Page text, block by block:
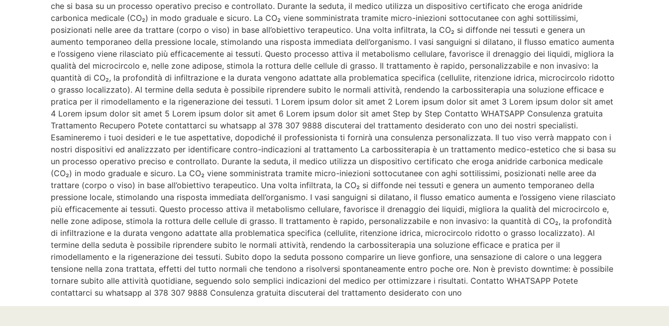
che si basa su un processo operativo preciso e controllato. Durante la seduta, il medico utilizza un dispositivo certificato che eroga anidride
carbonica medicale (CO₂) in modo graduale e sicuro. La CO₂ viene somministrata tramite micro-iniezioni sottocutanee con aghi sottilissimi,
posizionati nelle aree da trattare (corpo o viso) in base all’obiettivo terapeutico. Una volta infiltrata, la CO₂ si diffonde nei tessuti e genera un
aumento temporaneo della pressione locale, stimolando una risposta immediata dell’organismo. I vasi sanguigni si dilatano, il flusso ematico aumenta
e l’ossigeno viene rilasciato più efficacemente ai tessuti. Questo processo attiva il metabolismo cellulare, favorisce il drenaggio dei liquidi, migliora la
qualità del microcircolo e, nelle zone adipose, stimola la rottura delle cellule di grasso. Il trattamento è rapido, personalizzabile e non invasivo: la
quantità di CO₂, la profondità di infiltrazione e la durata vengono adattate alla problematica specifica (cellulite, ritenzione idrica, microcircolo ridotto
o grasso localizzato). Al termine della seduta è possibile riprendere subito le normali attività, rendendo la carbossiterapia una soluzione efficace e
pratica per il rimodellamento e la rigenerazione dei tessuti. 1 Lorem ipsum dolor sit amet 2 Lorem ipsum dolor sit amet 3 Lorem ipsum dolor sit amet
4 Lorem ipsum dolor sit amet 5 Lorem ipsum dolor sit amet 6 Lorem ipsum dolor sit amet Step by Step Contatto WHATSAPP Consulenza gratuita
Trattamento Recupero Potete contattarci su whatsapp al 378 307 9888 discuterai del trattamento desiderato con uno dei nostri specialisti.
Esamineremo i tuoi desideri e le tue aspettative, dopodiché il professionista ti fornirà una consulenza personalizzata. Il tuo viso verrà mappato con i
nostri dispositivi ed analizzzato per identificare contro-indicazioni al trattamento La carbossiterapia è un trattamento medico-estetico che si basa su
un processo operativo preciso e controllato. Durante la seduta, il medico utilizza un dispositivo certificato che eroga anidride carbonica medicale
(CO₂) in modo graduale e sicuro. La CO₂ viene somministrata tramite micro-iniezioni sottocutanee con aghi sottilissimi, posizionati nelle aree da
trattare (corpo o viso) in base all’obiettivo terapeutico. Una volta infiltrata, la CO₂ si diffonde nei tessuti e genera un aumento temporaneo della
pressione locale, stimolando una risposta immediata dell’organismo. I vasi sanguigni si dilatano, il flusso ematico aumenta e l’ossigeno viene rilasciato
più efficacemente ai tessuti. Questo processo attiva il metabolismo cellulare, favorisce il drenaggio dei liquidi, migliora la qualità del microcircolo e,
nelle zone adipose, stimola la rottura delle cellule di grasso. Il trattamento è rapido, personalizzabile e non invasivo: la quantità di CO₂, la profondità
di infiltrazione e la durata vengono adattate alla problematica specifica (cellulite, ritenzione idrica, microcircolo ridotto o grasso localizzato). Al
termine della seduta è possibile riprendere subito le normali attività, rendendo la carbossiterapia una soluzione efficace e pratica per il
rimodellamento e la rigenerazione dei tessuti. Subito dopo la seduta possono comparire un lieve gonfiore, una sensazione di calore o una leggera
tensione nella zona trattata, effetti del tutto normali che tendono a risolversi spontaneamente entro poche ore. Non è previsto downtime: è possibile
tornare subito alle attività quotidiane, seguendo solo semplici indicazioni del medico per ottimizzare i risultati. Contatto WHATSAPP Potete
contattarci su whatsapp al 378 307 9888 Consulenza gratuita discuterai del trattamento desiderato con uno